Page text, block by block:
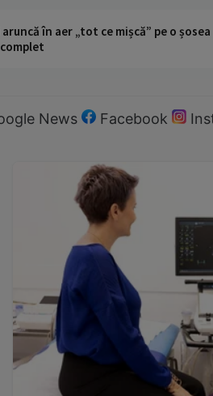
în aer „tot ce mișcă” pe o
News Facebook